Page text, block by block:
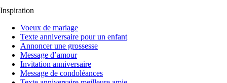
Inspiration
Voeux de mariage
Texte anniversaire pour un enfant
Annoncer une grossesse
Message d’amour
Invitation anniversaire
Message de condoléances